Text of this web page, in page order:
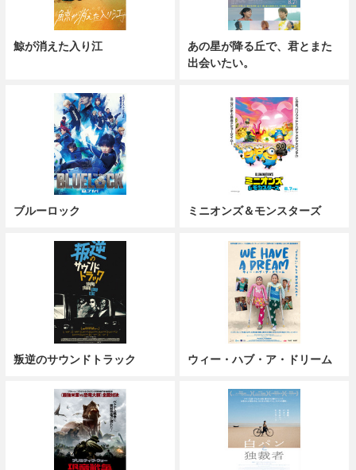
鯨が消えた入り江
あの星が降る丘で、君とまた
出会いたい。
ブルーロック ミニオンズ＆モンスターズ
叛逆のサウンドトラック ウィー・ハブ・ア・ドリーム